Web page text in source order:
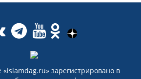
«islamdag.ru» зарегистрировано в